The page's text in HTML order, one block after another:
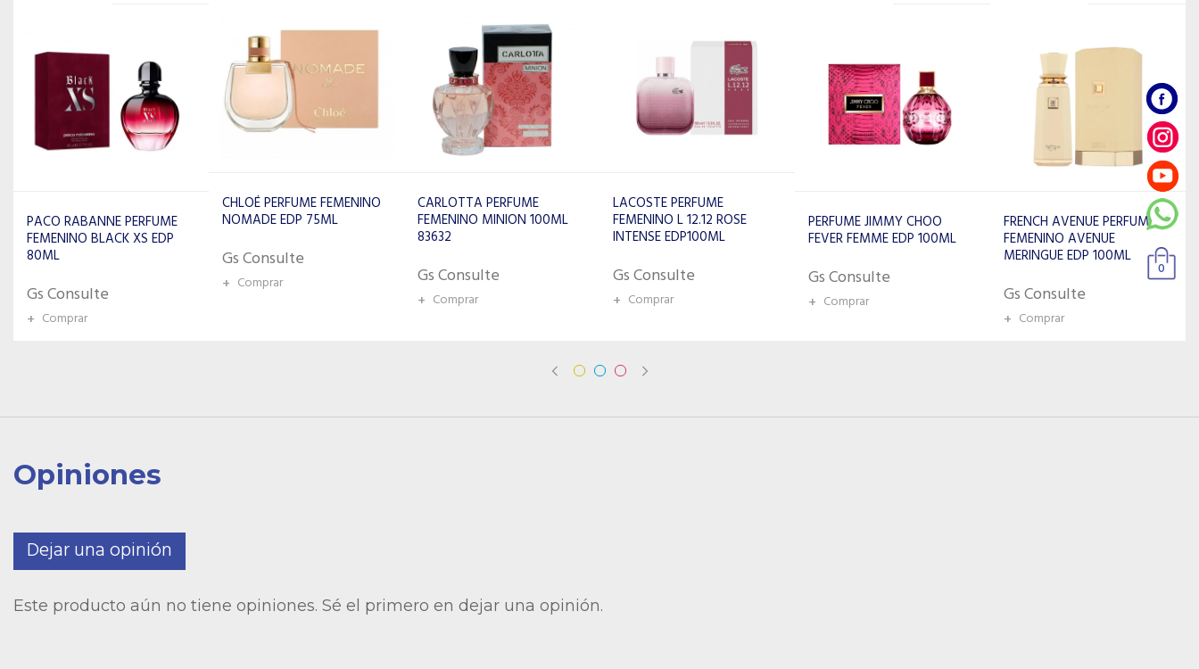
NOMADE EDP 75ML
Gs Consulte
+ Comprar
CARLOTTA PERFUME
FEMENINO MINION 100ML
Gs Consulte
LACOSTE PERFUME
FEMENINO L 12.12 ROSE
INTENSE EDP100ML
Gs Consulte
+ Comprar
PERFUME JIMMY CHOO
FEVER FEMME EDP 100ML
Gs Consulte
+ Comprar
FRENCH AVENUE PERFUME
FEMENINO AVENUE
Gs Consulte
FEMENINO ABSOLUTE BLACK
5PCS 836270
+ Comprar
Opiniones
Dejar una opinión
Este producto aún no tiene opiniones. Sé el primero en dejar una opinión.
0